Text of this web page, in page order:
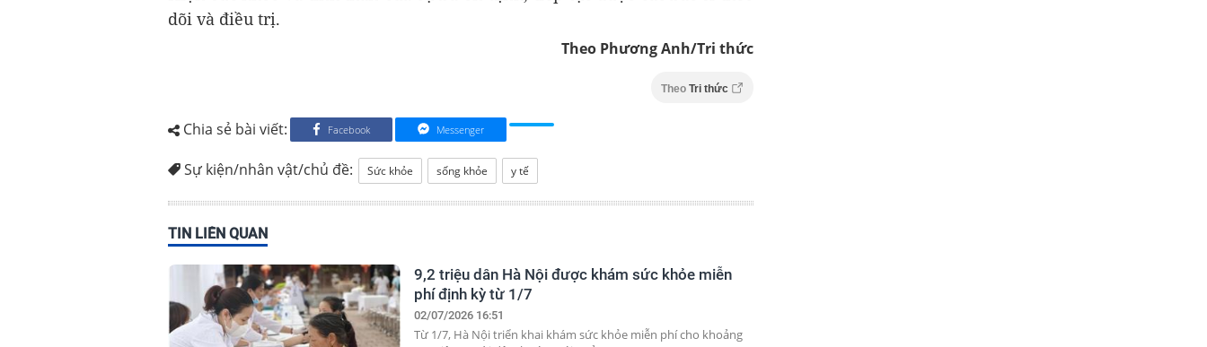
dõi và điều trị.
Theo Phương Anh/Tri thức
Theo Tri thức
Chia sẻ bài viết: Facebook Messenger
Sự kiện/nhân vật/chủ đề: Sức khỏe sống khỏe y tế
TIN LIÊN QUAN
9,2 triệu dân Hà Nội được khám sức khỏe miễn
phí định kỳ từ 1/7
02/07/2026 16:51
Từ 1/7, Hà Nội triển khai khám sức khỏe miễn phí cho khoảng